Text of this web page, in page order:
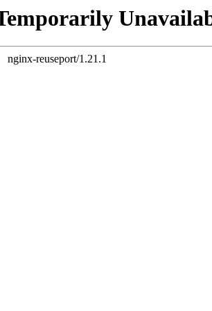
nginx-reuseport/1.21.1